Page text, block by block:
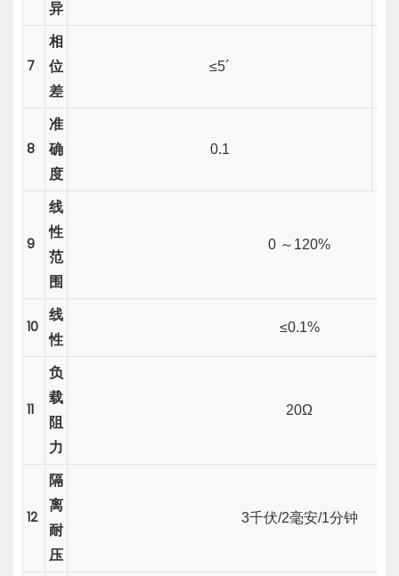
异
7
相
位
差
≤5´
8
准
确
度
0.1
9
线
性
范
围
0 ～ 120%
10
线
性
≤0.1%
11
负
载
阻
力
20Ω
12
隔
离
耐
压
3千伏/2毫安/1分钟